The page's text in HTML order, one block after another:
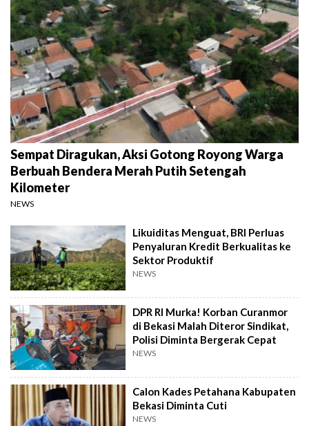
Sempat Diragukan, Aksi Gotong Royong Warga
Berbuah Bendera Merah Putih Setengah
Kilometer
NEWS
Likuiditas Menguat, BRI Perluas
Penyaluran Kredit Berkualitas ke
Sektor Produktif
NEWS
DPR RI Murka! Korban Curanmor
di Bekasi Malah Diteror Sindikat,
Polisi Diminta Bergerak Cepat
NEWS
Calon Kades Petahana Kabupaten
Bekasi Diminta Cuti
NEWS